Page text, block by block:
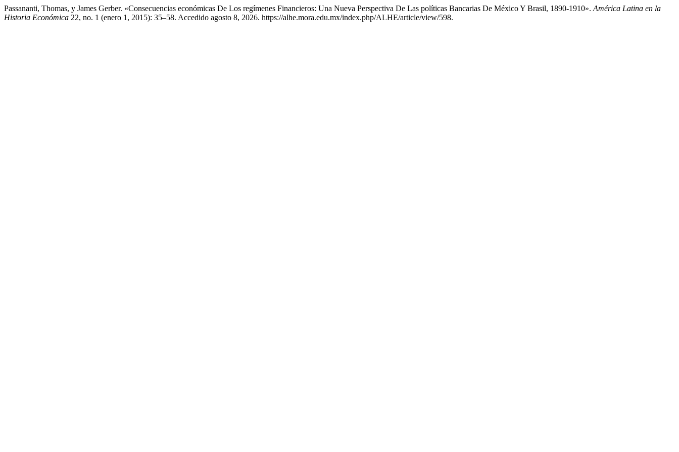
Passananti, Thomas, y James Gerber. «Consecuencias económicas De Los regímenes Financieros: Una Nueva Perspectiva De Las políticas Bancarias De México Y Brasil, 1890-1910». América Latina en la
Historia Económica 22, no. 1 (enero 1, 2015): 35–58. Accedido agosto 8, 2026. https://alhe.mora.edu.mx/index.php/ALHE/article/view/598.